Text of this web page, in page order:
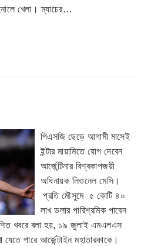
খেলা। ম্যাচের…
পিএসজি ছেড়ে আগামী মাসেই
ইন্টার মায়ামিতে যোগ দেবেন
আর্জেন্টিনার বিশ্বকাপজয়ী
অধিনায়ক লিওনেল মেসি।
প্রতি মৌসুমে ৫ কোটি ৪০
লাখ ডলার পারিশ্রমিক পাবেন
খবরে বলা হয়, ১৯ জুলাই এমএলএস
যেতে পারে আর্জেন্টাইন মহাতারকাকে।